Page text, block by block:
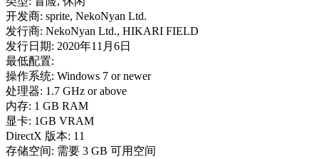
开发商: sprite, NekoNyan Ltd.
发行商: NekoNyan Ltd., HIKARI FIELD
发行日期: 2020年11月6日
最低配置:
操作系统: Windows 7 or newer
处理器: 1.7 GHz or above
内存: 1 GB RAM
显卡: 1GB VRAM
DirectX 版本: 11
存储空间: 需要 3 GB 可用空间